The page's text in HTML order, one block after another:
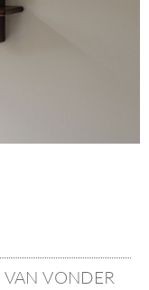
VAN VONDER